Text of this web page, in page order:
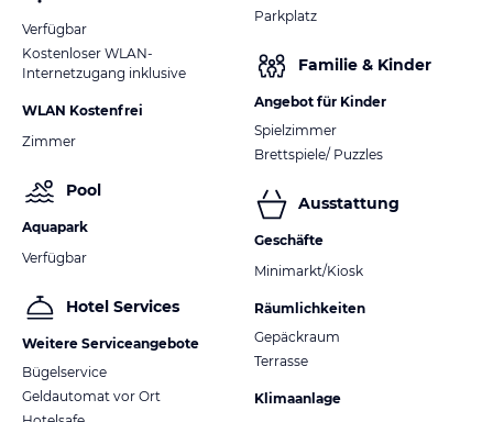
Verfügbar
Kostenloser WLAN-
Internetzugang inklusive
WLAN Kostenfrei
Zimmer
Pool
Aquapark
Verfügbar
Hotel Services
Weitere Serviceangebote
Bügelservice
Geldautomat vor Ort
Parkplatz
Familie & Kinder
Angebot für Kinder
Spielzimmer
Brettspiele/ Puzzles
Ausstattung
Geschäfte
Minimarkt/Kiosk
Räumlichkeiten
Gepäckraum
Terrasse
Klimaanlage